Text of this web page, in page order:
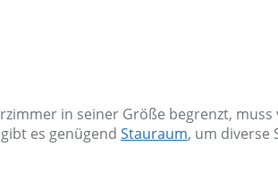
in seiner Größe begrenzt,
es genügend Stauraum, um diverse